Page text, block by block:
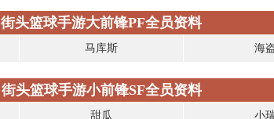
街头篮球手游大前锋PF全员资料
马库斯 海
街头篮球手游小前锋SF全员资料
甜瓜 小